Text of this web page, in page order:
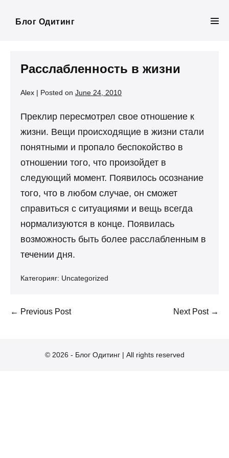
Блог Одитинг
Расслабленность в жизни
Alex | Posted on June 24, 2010
Преклир пересмотрел свое отношение к
жизни. Вещи происходящие в жизни стали
понятными и пропало беспокойство в
отношении того, что произойдет в
следующий момент. Появилось осознание
того, что в любом случае, он сможет
справиться с ситуациями и вещь всегда
нормализуются в конце. Появилась
возможность быть более расслабленным в
течении дня.
Категорияr: Uncategorized
Post
← Previous Post Next Post →
© 2026 - Блог Одитинг | All rights reserved